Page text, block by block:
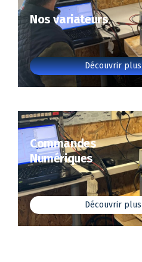
Nos variateurs
Découvrir plus
Commandes
Numériques
Découvrir plus